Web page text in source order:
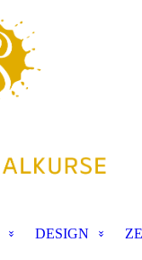
DESIGN